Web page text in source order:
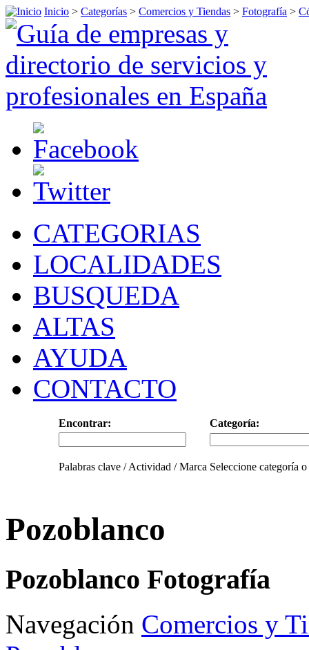
Inicio > Categorías > Comercios y Tiendas > Fotografía >
CATEGORIAS
LOCALIDADES
BUSQUEDA
ALTAS
AYUDA
CONTACTO
Encontrar: Categoría:
Palabras clave / Actividad / Marca Seleccione categoría
Pozoblanco
Pozoblanco Fotografía
Navegación Comercios y